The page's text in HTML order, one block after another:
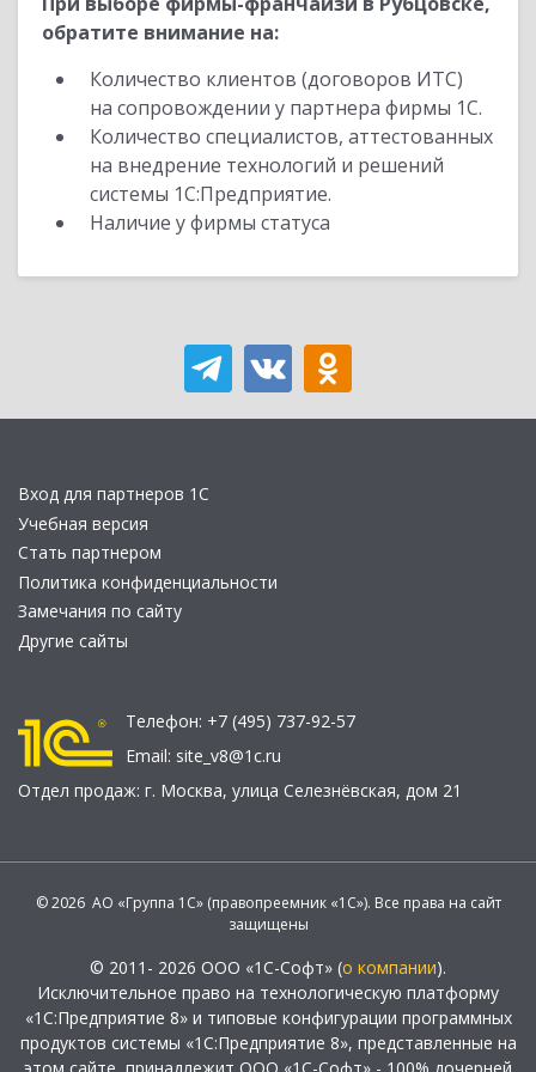
обратите внимание на:
Количество клиентов (договоров ИТС)
на сопровождении у партнера фирмы 1С.
Количество специалистов, аттестованных
на внедрение технологий и решений
системы 1С:Предприятие.
Наличие у фирмы статуса
Вход для партнеров 1С
Учебная версия
Стать партнером
Политика конфиденциальности
Замечания по сайту
Другие сайты
Телефон: +7 (495) 737-92-57
Email: site_v8@1c.ru
Отдел продаж: г. Москва, улица Селезнёвская, дом 21
© 2026 АО «Группа 1С» (правопреемник «1С»). Все права на сайт
защищены
© 2011- 2026 ООО «1С-Софт» (о компании).
Исключительное право на технологическую платформу
«1С:Предприятие 8» и типовые конфигурации программных
продуктов системы «1С:Предприятие 8», представленные на